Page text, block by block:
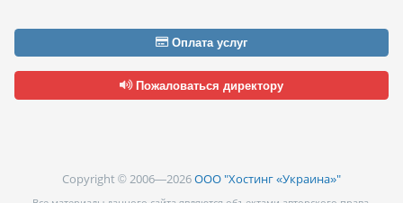
Оплата услуг
Пожаловаться директору
Copyright © 2006—2026ООО "Хостинг «Украина»"